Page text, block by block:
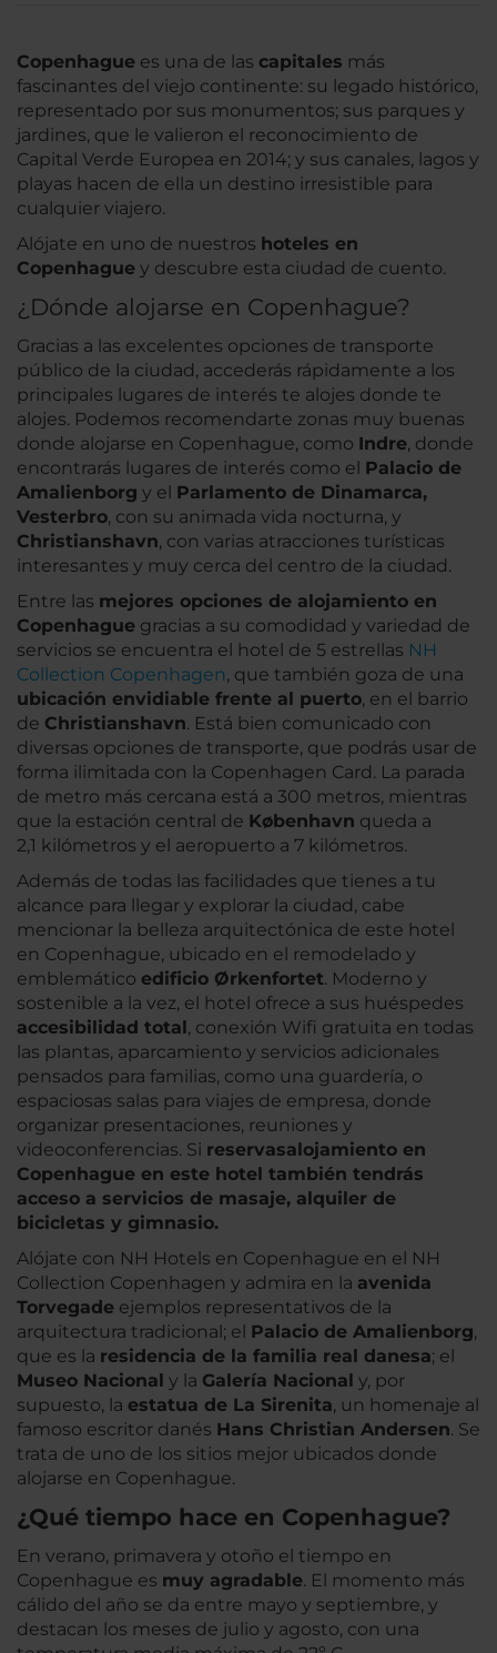
Copenhague es una de las capitales más
fascinantes del viejo continente: su legado histórico,
representado por sus monumentos; sus parques y
jardines, que le valieron el reconocimiento de
Capital Verde Europea en 2014; y sus canales, lagos y
playas hacen de ella un destino irresistible para
cualquier viajero.
Alójate en uno de nuestros hoteles en
Copenhague y descubre esta ciudad de cuento.
¿Dónde alojarse en Copenhague?
Gracias a las excelentes opciones de transporte
público de la ciudad, accederás rápidamente a los
principales lugares de interés te alojes donde te
alojes. Podemos recomendarte zonas muy buenas
donde alojarse en Copenhague, como Indre, donde
encontrarás lugares de interés como el Palacio de
Amalienborg y el Parlamento de Dinamarca,
Vesterbro, con su animada vida nocturna, y
Christianshavn, con varias atracciones turísticas
interesantes y muy cerca del centro de la ciudad.
Entre las mejores opciones de alojamiento en
Copenhague gracias a su comodidad y variedad de
servicios se encuentra el hotel de 5 estrellas NH
Collection Copenhagen, que también goza de una
ubicación envidiable frente al puerto, en el barrio
de Christianshavn. Está bien comunicado con
diversas opciones de transporte, que podrás usar de
forma ilimitada con la Copenhagen Card. La parada
de metro más cercana está a 300 metros, mientras
que la estación central de København queda a
2,1 kilómetros y el aeropuerto a 7 kilómetros.
Además de todas las facilidades que tienes a tu
alcance para llegar y explorar la ciudad, cabe
mencionar la belleza arquitectónica de este hotel
en Copenhague, ubicado en el remodelado y
emblemático edificio Ørkenfortet. Moderno y
sostenible a la vez, el hotel ofrece a sus huéspedes
accesibilidad total, conexión Wifi gratuita en todas
las plantas, aparcamiento y servicios adicionales
pensados para familias, como una guardería, o
espaciosas salas para viajes de empresa, donde
organizar presentaciones, reuniones y
videoconferencias. Si reservasalojamiento en
Copenhague en este hotel también tendrás
acceso a servicios de masaje, alquiler de
bicicletas y gimnasio.
Alójate con NH Hotels en Copenhague en el NH
Collection Copenhagen y admira en la avenida
Torvegade ejemplos representativos de la
arquitectura tradicional; el Palacio de Amalienborg,
que es la residencia de la familia real danesa; el
Museo Nacional y la Galería Nacional y, por
supuesto, la estatua de La Sirenita, un homenaje al
famoso escritor danés Hans Christian Andersen. Se
trata de uno de los sitios mejor ubicados donde
alojarse en Copenhague.
¿Qué tiempo hace en Copenhague?
En verano, primavera y otoño el tiempo en
Copenhague es muy agradable. El momento más
cálido del año se da entre mayo y septiembre, y
destacan los meses de julio y agosto, con una